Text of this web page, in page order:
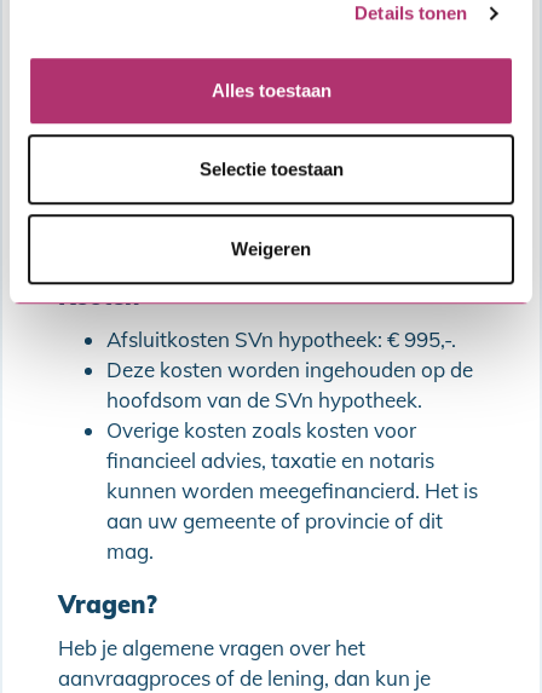
Details tonen
Alles toestaan
Selectie toestaan
Weigeren
Algemene Bepalingen
Hypothecair kredietof lees meer over onze
dienstverlening in devergelijkingskaart
Vraag je een Stimuleringslening aan?Bekijk
dan hier de productvoorwaarden
Vraag je een Blijverslening aan?Bekijk dan
hier de productvoorwaarden
Kosten
Afsluitkosten SVn hypotheek: € 995,-.
Deze kosten worden ingehouden op de
hoofdsom van de SVn hypotheek.
Overige kosten zoals kosten voor
financieel advies, taxatie en notaris
kunnen worden meegefinancierd. Het is
aan uw gemeente of provincie of dit
mag.
Vragen?
Heb je algemene vragen over het
aanvraagproces of de lening, dan kun je